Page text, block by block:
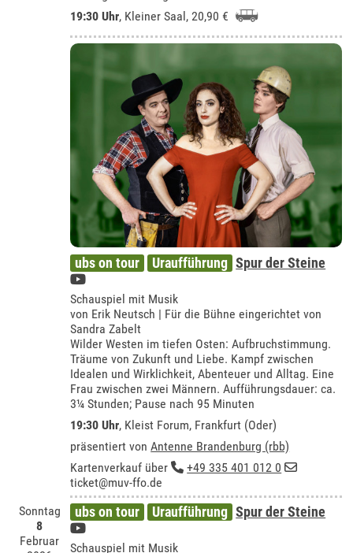
19:30 Uhr, Kleiner Saal , 20,90 €
ubs on tour Uraufführung Spur der Steine
Schauspiel mit Musik
von Erik Neutsch | Für die Bühne eingerichtet von
Sandra Zabelt
Wilder Westen im tiefen Osten: Aufbruchstimmung.
Träume von Zukunft und Liebe. Kampf zwischen
Idealen und Wirklichkeit, Abenteuer und Alltag. Eine
Frau zwischen zwei Männern. Aufführungsdauer: ca.
3¼ Stunden; Pause nach 95 Minuten
19:30 Uhr, Kleist Forum, Frankfurt (Oder)
präsentiert vonAntenne Brandenburg (rbb)
Kartenverkauf über
+49 335 401 012 0
ticket@muv-ffo.de
Sonntag
8
Februar
ubs on tour Uraufführung Spur der Steine
Schauspiel mit Musik